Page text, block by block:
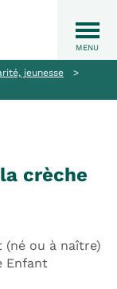
jeunesse
>
crèche
(né ou à naître)
Enfant